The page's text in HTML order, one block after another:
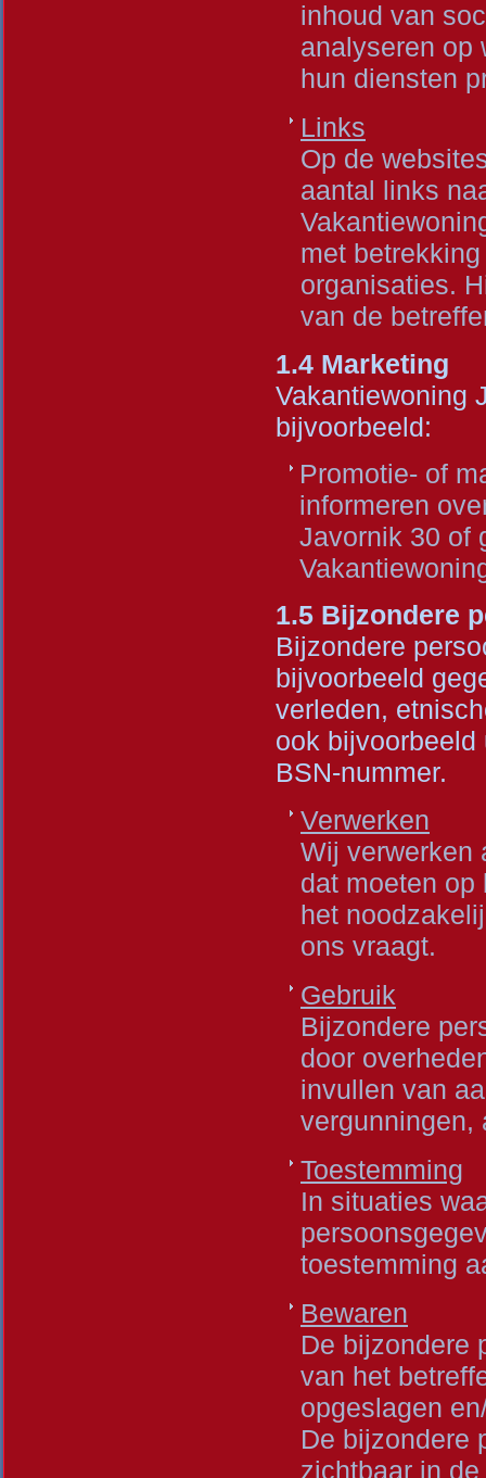
inhoud van
analyseren op
hun diensten
Links
Op de
aantal links
met
organisaties.
van de
1.4 Marketing
Vakantiewoning
bijvoorbeeld:
Promotie- of
informeren
Javornik 30 of
1.5 Bijzondere
Bijzondere
bijvoorbeeld
verleden,
ook
BSN-nummer.
Verwerken
Wij verwerken
dat moeten
het
ons vraagt.
Gebruik
Bijzondere
door
invullen van
vergunningen,
Toestemming
In situaties
toestemming
Bewaren
De bijzondere
van het
opgeslagen
De bijzondere
zichtbaar in